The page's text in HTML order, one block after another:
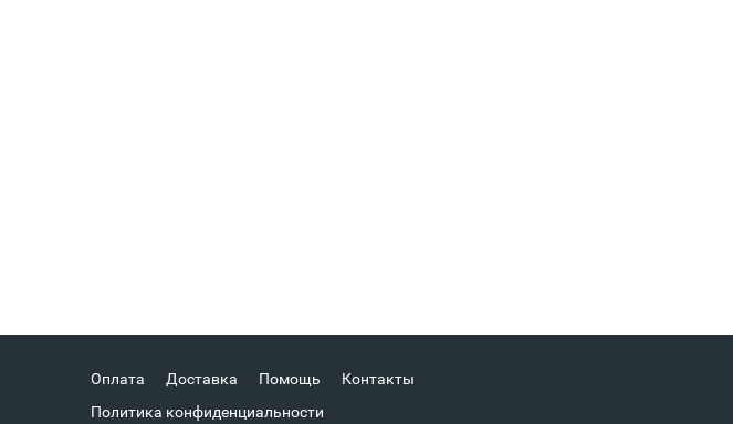
Оплата Доставка Помощь
Контакты
Политика конфиденциальности